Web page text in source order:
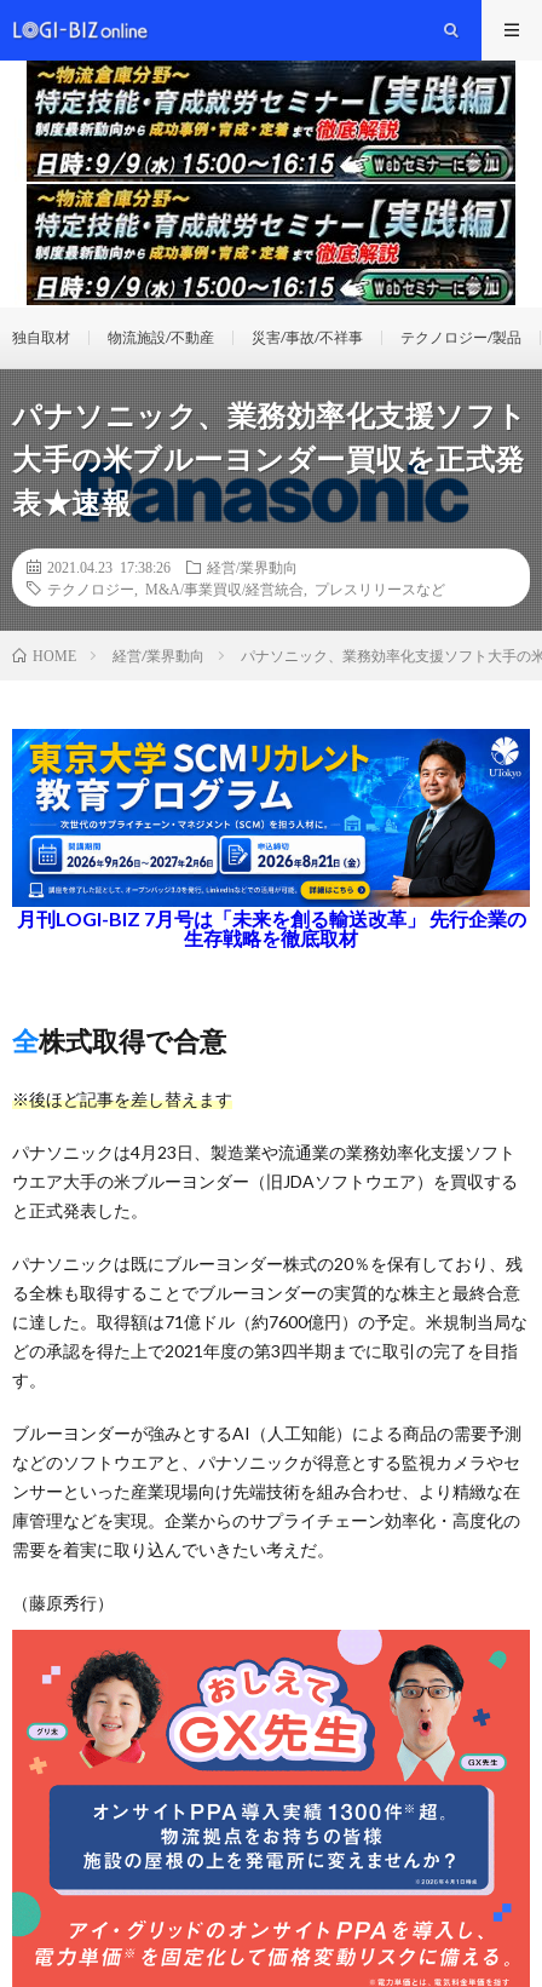
独自取材 物流施設/不動産 災害/事故/不祥事 テクノロジー/製品
パナソニック、業務効率化支援ソフト
大手の米ブルーヨンダー買収を正式発
表★速報
2021.04.23 17:38:26
経営/業界動向
テクノロジー
M&A/事業買収/経営統合 プレスリリースなど
HOME 経営/業界動向 パナソニック、業務効率化支援ソフト大手
月刊LOGI-BIZ 7月号は「未来を創る輸送改革」 先行企業の
生存戦略を徹底取材
全株式取得で合意
※後ほど記事を差し替えます
パナソニックは4月23日、製造業や流通業の業務効率化支援ソフト
ウエア大手の米ブルーヨンダー（旧JDAソフトウエア）を買収する
と正式発表した。
パナソニックは既にブルーヨンダー株式の20％を保有しており、残
る全株も取得することでブルーヨンダーの実質的な株主と最終合意
に達した。取得額は71億ドル（約7600億円）の予定。米規制当局な
どの承認を得た上で2021年度の第3四半期までに取引の完了を目指
す。
ブルーヨンダーが強みとするAI（人工知能）による商品の需要予測
などのソフトウエアと、パナソニックが得意とする監視カメラやセ
ンサーといった産業現場向け先端技術を組み合わせ、より精緻な在
庫管理などを実現。企業からのサプライチェーン効率化・高度化の
需要を着実に取り込んでいきたい考えだ。
（藤原秀行）